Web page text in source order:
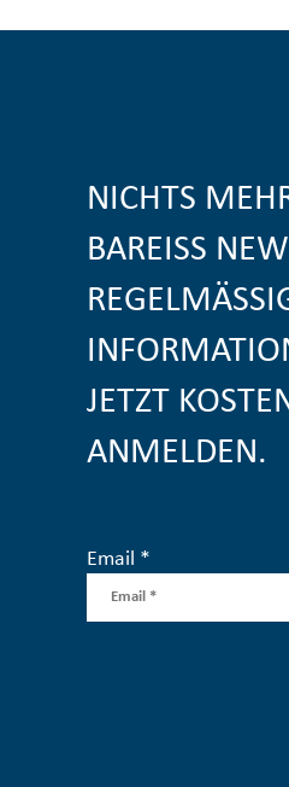
NICHTS
BAREISS
JETZT
ANMELDEN.
Email *